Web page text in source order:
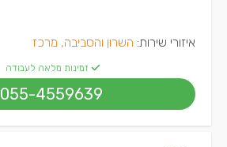
איזורי שירות: השרון והסביבה, מרכז
זמינות מלאה לעבודה
055-4559639